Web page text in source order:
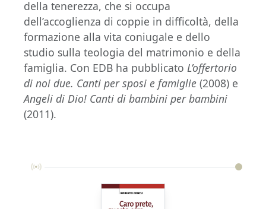
della tenerezza, che si occupa
dell’accoglienza di coppie in difficoltà, della
formazione alla vita coniugale e dello
studio sulla teologia del matrimonio e della
famiglia. Con EDB ha pubblicato L’offertorio
di noi due. Canti per sposi e famiglie (2008) e
Angeli di Dio! Canti di bambini per bambini
(2011).